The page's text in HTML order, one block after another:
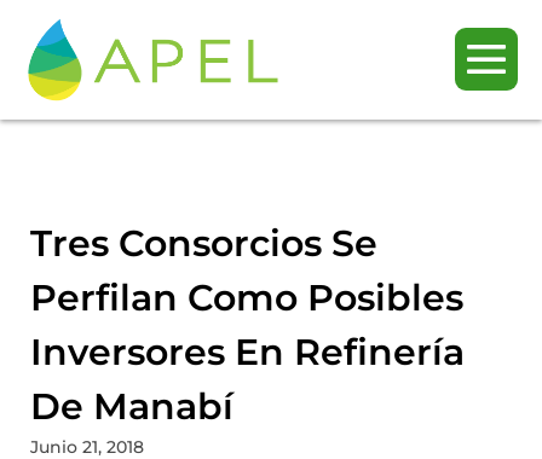
Tres Consorcios Se
Perfilan Como Posibles
Inversores En Refinería
De Manabí
Junio 21, 2018